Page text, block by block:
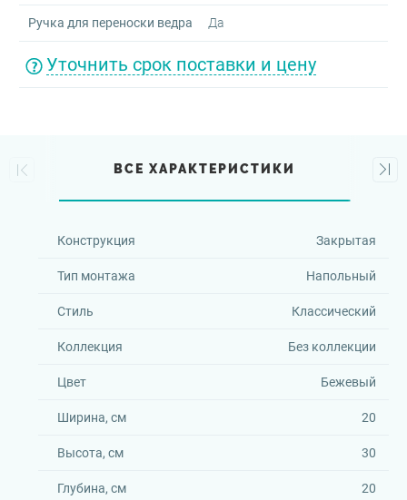
Ручка для переноски ведра Да
Уточнить срок поставки и цену
ВСЕ ХАРАКТЕРИСТИКИ
Конструкция Закрытая
Тип монтажа Напольный
Стиль Классический
Коллекция Без коллекции
Цвет Бежевый
Ширина, см 20
Высота, см 30
Глубина, см 20